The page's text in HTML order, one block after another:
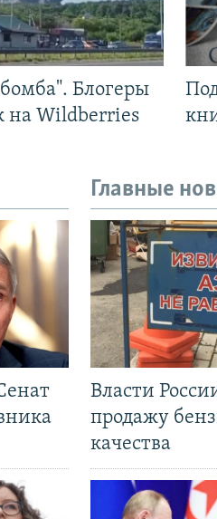
Блогеры
на Wildberries
Главные
Власти
продажу
качества